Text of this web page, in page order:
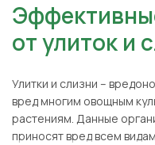
от улиток и
Улитки и слизни –
вред многим овощным
растениям. Данные
приносят вред всем